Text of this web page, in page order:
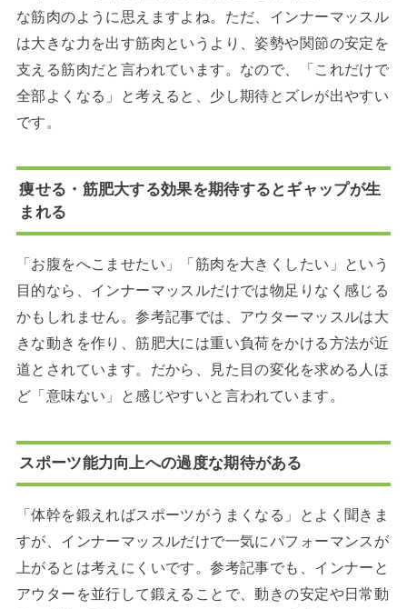
な筋肉のように思えますよね。ただ、インナーマッスル
は大きな力を出す筋肉というより、姿勢や関節の安定を
支える筋肉だと言われています。なので、「これだけで
全部よくなる」と考えると、少し期待とズレが出やすい
です。
痩せる・筋肥大する効果を期待するとギャップが生
まれる
「お腹をへこませたい」「筋肉を大きくしたい」という
目的なら、インナーマッスルだけでは物足りなく感じる
かもしれません。参考記事では、アウターマッスルは大
きな動きを作り、筋肥大には重い負荷をかける方法が近
道とされています。だから、見た目の変化を求める人ほ
ど「意味ない」と感じやすいと言われています。
スポーツ能力向上への過度な期待がある
「体幹を鍛えればスポーツがうまくなる」とよく聞きま
すが、インナーマッスルだけで一気にパフォーマンスが
上がるとは考えにくいです。参考記事でも、インナーと
アウターを並行して鍛えることで、動きの安定や日常動